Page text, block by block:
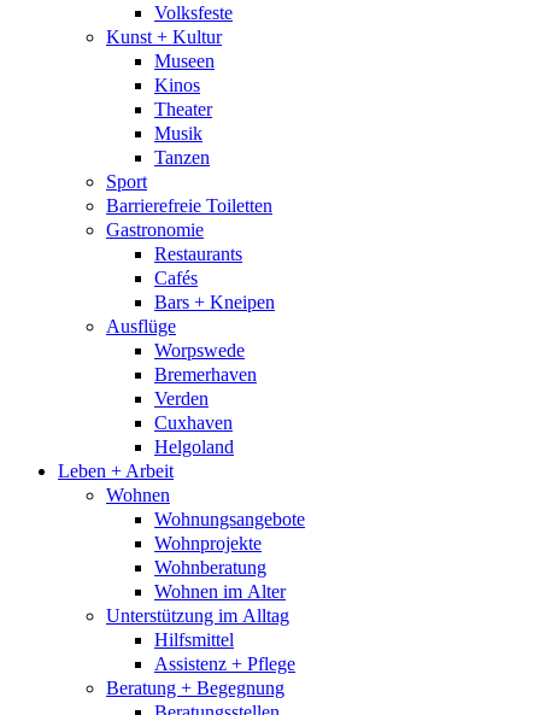
Volksfeste
Kunst + Kultur
Museen
Kinos
Theater
Musik
Tanzen
Sport
Barrierefreie Toiletten
Gastronomie
Restaurants
Cafés
Bars + Kneipen
Ausflüge
Worpswede
Bremerhaven
Verden
Cuxhaven
Helgoland
Leben + Arbeit
Wohnen
Wohnungsangebote
Wohnprojekte
Wohnberatung
Wohnen im Alter
Unterstützung im Alltag
Hilfsmittel
Assistenz + Pflege
Beratung + Begegnung